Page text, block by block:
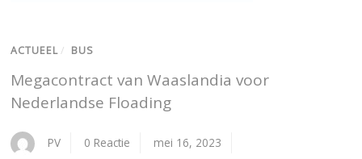
ACTUEEL / BUS
Megacontract van Waaslandia voor
Nederlandse Floading
PV 0 Reactie mei 16, 2023